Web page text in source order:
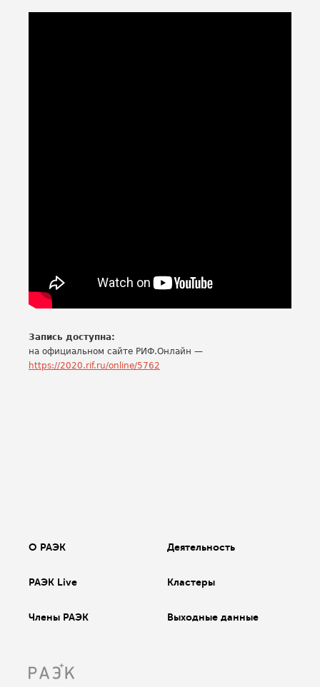
Запись доступна:
на официальном сайте РИФ.Онлайн —
https://2020.rif.ru/online/5762
О РАЭК Деятельность
РАЭК Live Кластеры
Члены РАЭК Выходные данные